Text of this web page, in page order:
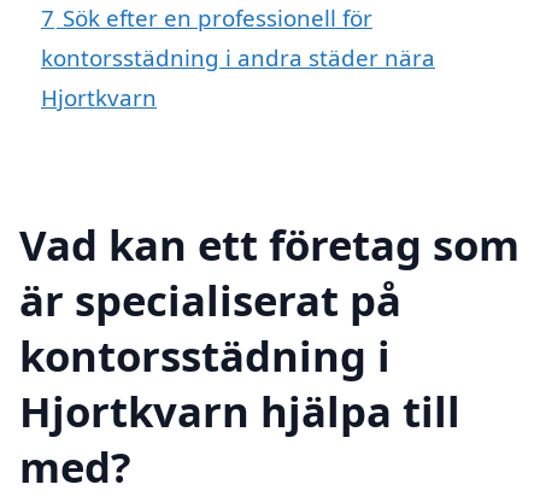
7 Sök efter en professionell för
kontorsstädning i andra städer nära
Hjortkvarn
Vad kan ett företag som
är specialiserat på
kontorsstädning i
Hjortkvarn hjälpa till
med?